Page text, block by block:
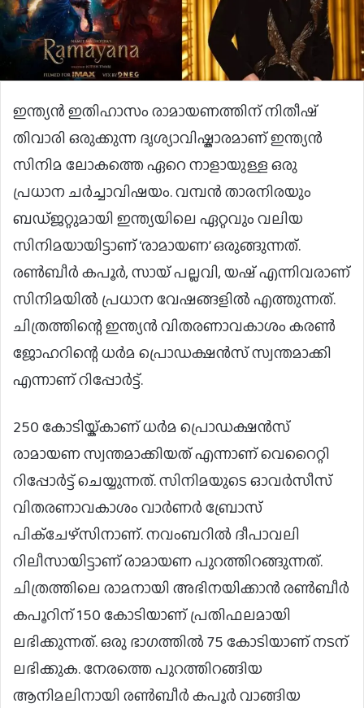
ഇന്ത്യൻ ഇതിഹാസം രാമായണത്തിന് നിതീഷ്
തിവാരി ഒരുക്കുന്ന ദൃശ്യാവിഷ്കാരമാണ് ഇന്ത്യന്‍
സിനിമ ലോകത്തെ ഏറെ നാളായുള്ള ഒരു
പ്രധാന ചര്‍ച്ചാവിഷയം. വമ്പൻ താരനിരയും
ബഡ്‌ജറ്റുമായി ഇന്ത്യയിലെ ഏറ്റവും വലിയ
സിനിമയായിട്ടാണ് ‘രാമായണ’ ഒരുങ്ങുന്നത്.
രൺബീർ കപൂർ, സായ് പല്ലവി, യഷ് എന്നിവരാണ്
സിനിമയിൽ പ്രധാന വേഷങ്ങളിൽ എത്തുന്നത്.
ചിത്രത്തിന്റെ ഇന്ത്യൻ വിതരണാവകാശം കരൺ
ജോഹറിന്റെ ധർമ പ്രൊഡക്ഷൻസ് സ്വന്തമാക്കി
എന്നാണ് റിപ്പോർട്ട്.
250 കോടിയ്ക്കാണ് ധർമ പ്രൊഡക്ഷൻസ്
രാമായണ സ്വന്തമാക്കിയത് എന്നാണ് വെറൈറ്റി
റിപ്പോർട്ട് ചെയ്യുന്നത്. സിനിമയുടെ ഓവർസീസ്
വിതരണാവകാശം വാർണർ ബ്രോസ്
പിക്ചേഴ്സിനാണ്. നവംബറിൽ ദീപാവലി
റിലീസായിട്ടാണ് രാമായണ പുറത്തിറങ്ങുന്നത്.
ചിത്രത്തിലെ രാമനായി അഭിനയിക്കാൻ രൺബീർ
കപൂറിന് 150 കോടിയാണ് പ്രതിഫലമായി
ലഭിക്കുന്നത്. ഒരു ഭാഗത്തിൽ 75 കോടിയാണ് നടന്
ലഭിക്കുക. നേരത്തെ പുറത്തിറങ്ങിയ
ആനിമലിനായി രണ്‍ബീര്‍ കപൂര്‍ വാങ്ങിയ